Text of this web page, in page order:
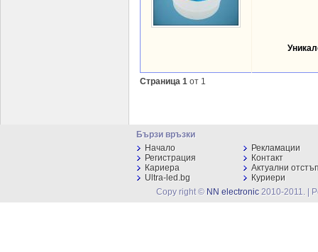
Страница 1 от 1
Бързи връзки
Начало
Рекламации
Регистрация
Контакт
Кариера
Актуални
Ultra-led.bg
Куриери
Copy right © NN electronic 2010-2011. |